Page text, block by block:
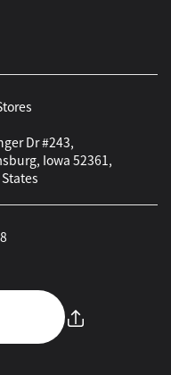
Dr #243,
Iowa 52361,